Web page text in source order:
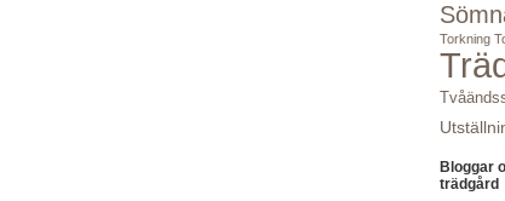
Torkning
Bloggar
trädgård